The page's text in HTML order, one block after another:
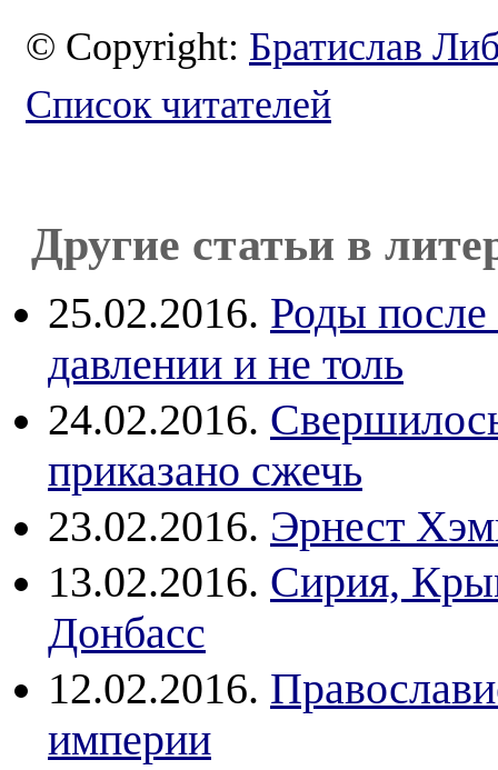
© Copyright: Братислав
Список читателей
Другие статьи в
25.02.2016. Роды
давлении и не толь
24.02.2016.
приказано сжечь
23.02.2016. Эрнест
13.02.2016. Сирия,
Донбасс
12.02.2016.
империи